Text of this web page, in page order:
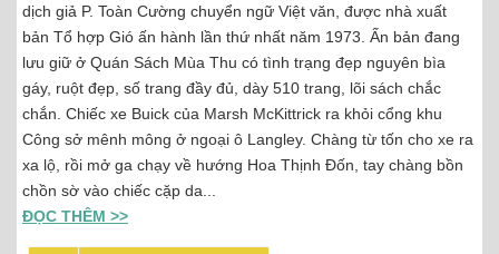
dịch giả P. Toàn Cường chuyển ngữ Việt văn, được nhà xuất
bản Tổ hợp Gió ấn hành lần thứ nhất năm 1973. Ấn bản đang
lưu giữ ở Quán Sách Mùa Thu có tình trạng đẹp nguyên bìa
gáy, ruột đẹp, số trang đầy đủ, dày 510 trang, lõi sách chắc
chắn. Chiếc xe Buick của Marsh McKittrick ra khỏi cổng khu
Công sở mênh mông ở ngoại ô Langley. Chàng từ tốn cho xe ra
xa lộ, rồi mở ga chạy về hướng Hoa Thịnh Đốn, tay chàng bồn
chồn sờ vào chiếc cặp da...
ĐỌC THÊM >>